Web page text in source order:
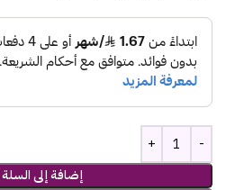
إضافة إلى السلة